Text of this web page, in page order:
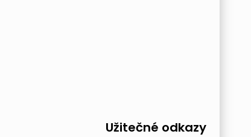
Užitečné odkazy